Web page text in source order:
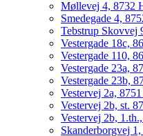
Møllevej 4, 8732
Smedegade 4,
Tebstrup Skovvej
Vestergade 18c,
Vestergade 110,
Vestergade 23a,
Vestergade 23b,
Vestervej 2a,
Vestervej 2b, st.
Vestervej 2b,
Skanderborgvej